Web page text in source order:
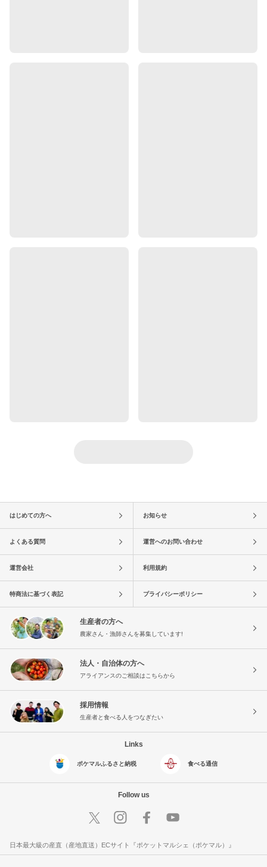
はじめての方へ お知らせ
よくある質問 運営へのお問い合わせ
運営会社 利用規約
特商法に基づく表記 プライバシーポリシー
生産者の方へ
農家さん・漁師さんを募集しています!
法人・自治体の方へ
アライアンスのご相談はこちらから
採用情報
生産者と食べる人をつなぎたい
Links
ポケマルふるさと納税 食べる通信
Follow us
日本最大級の産直（産地直送）ECサイト『ポケットマルシェ（ポケマル）』